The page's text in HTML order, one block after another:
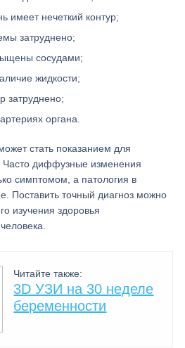
имеет нечеткий контур;
затруднено;
сосудами;
жидкости;
затруднено;
органа.
стать показанием для
Часто диффузные изменения
симптомом, а патология в
Поставить точный диагноз можно
изучения здоровья
Читайте также:
3D УЗИ на 30 неделе
беременности